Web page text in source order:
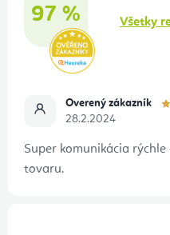
97 % Všetky
Overený zákazník
28.2.2024
Super komunikácia
tovaru.